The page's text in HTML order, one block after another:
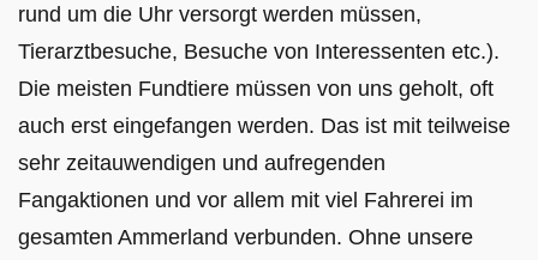
rund um die Uhr versorgt werden müssen,
Tierarztbesuche, Besuche von Interessenten etc.).
Die meisten Fundtiere müssen von uns geholt, oft
auch erst eingefangen werden. Das ist mit teilweise
sehr zeitauwendigen und aufregenden
Fangaktionen und vor allem mit viel Fahrerei im
gesamten Ammerland verbunden. Ohne unsere